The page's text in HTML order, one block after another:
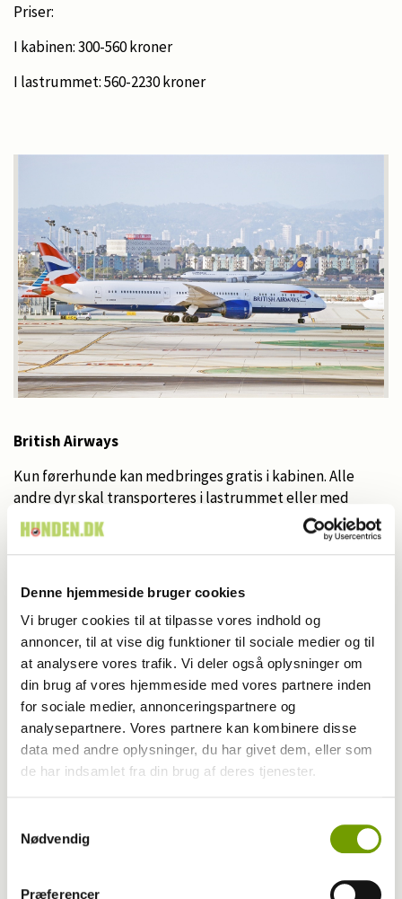
Denne hjemmeside bruger cookies
Vi bruger cookies til at tilpasse vores indhold og
annoncer, til at vise dig funktioner til sociale medier og til
at analysere vores trafik. Vi deler også oplysninger om
din brug af vores hjemmeside med vores partnere inden
for sociale medier, annonceringspartnere og
analysepartnere. Vores partnere kan kombinere disse
data med andre oplysninger, du har givet dem, eller som
de har indsamlet fra din brug af deres tjenester.
Nødvendig
Præferencer
Priser:
I kabinen: 300-560 kroner
I lastrummet: 560-2230 kroner
British Airways
Kun førerhunde kan medbringes gratis i kabinen. Alle
andre dyr skal transporteres i lastrummet eller med
fragtfly og håndteres af søsterselskabet IAG World Cargo.
Prisen udregnes på baggrund af størrelse og flyrute.